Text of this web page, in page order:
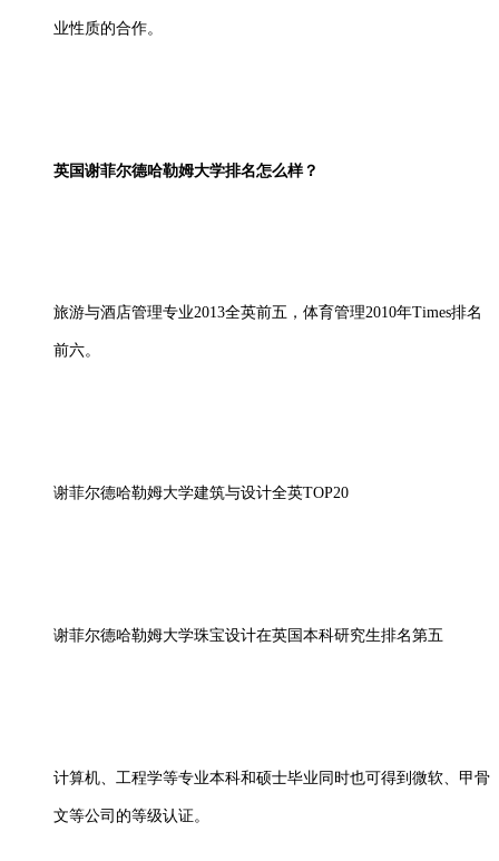
业性质的合作。
英国谢菲尔德哈勒姆大学排名怎么样？
旅游与酒店管理专业2013全英前五，体育管理2010年Times排名
前六。
谢菲尔德哈勒姆大学建筑与设计全英TOP20
谢菲尔德哈勒姆大学珠宝设计在英国本科研究生排名第五
计算机、工程学等专业本科和硕士毕业同时也可得到微软、甲骨
文等公司的等级认证。